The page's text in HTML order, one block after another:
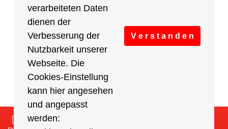
verarbeiteten Daten
dienen der
Verbesserung der
Nutzbarkeit unserer
Webseite. Die
Cookies-Einstellung
kann hier angesehen
und angepasst
werden:
V e r s t a n d e n
Impressum